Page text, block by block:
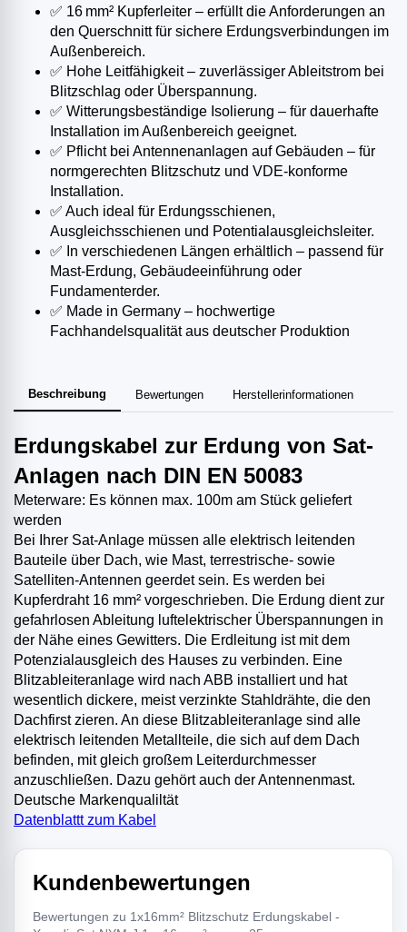
✅ 16 mm² Kupferleiter – erfüllt die Anforderungen an
den Querschnitt für sichere Erdungsverbindungen im
Außenbereich.
✅ Hohe Leitfähigkeit – zuverlässiger Ableitstrom bei
Blitzschlag oder Überspannung.
✅ Witterungsbeständige Isolierung – für dauerhafte
Installation im Außenbereich geeignet.
✅ Pflicht bei Antennenanlagen auf Gebäuden – für
normgerechten Blitzschutz und VDE-konforme
Installation.
✅ Auch ideal für Erdungsschienen,
Ausgleichsschienen und Potentialausgleichsleiter.
✅ In verschiedenen Längen erhältlich – passend für
Mast-Erdung, Gebäudeeinführung oder
Fundamenterder.
✅ Made in Germany – hochwertige
Fachhandelsqualität aus deutscher Produktion
Beschreibung Bewertungen Herstellerinformationen
Erdungskabel zur Erdung von Sat-
Anlagen nach DIN EN 50083
Meterware: Es können max. 100m am Stück geliefert
werden
Bei Ihrer Sat-Anlage müssen alle elektrisch leitenden
Bauteile über Dach, wie Mast, terrestrische- sowie
Satelliten-Antennen geerdet sein. Es werden bei
Kupferdraht 16 mm² vorgeschrieben. Die Erdung dient zur
gefahrlosen Ableitung luftelektrischer Überspannungen in
der Nähe eines Gewitters. Die Erdleitung ist mit dem
Potenzialausgleich des Hauses zu verbinden. Eine
Blitzableiteranlage wird nach ABB installiert und hat
wesentlich dickere, meist verzinkte Stahldrähte, die den
Dachfirst zieren. An diese Blitzableiteranlage sind alle
elektrisch leitenden Metallteile, die sich auf dem Dach
befinden, mit gleich großem Leiterdurchmesser
anzuschließen. Dazu gehört auch der Antennenmast.
Deutsche Markenqualiltät
Datenblattt zum Kabel
Kundenbewertungen
Bewertungen zu 1x16mm² Blitzschutz Erdungskabel -